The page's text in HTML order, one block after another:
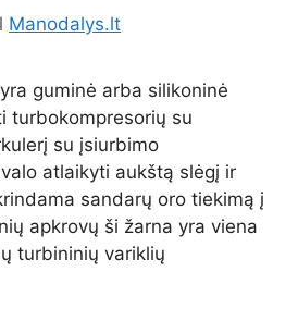
Manodalys.lt
guminė arba silikoninė
turbokompresorių su
su įsiurbimo
atlaikyti aukštą slėgį ir
sandarų oro tiekimą į
apkrovų ši žarna yra viena
turbininių variklių